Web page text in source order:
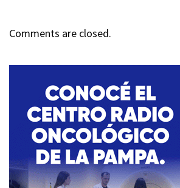
Comments are closed.